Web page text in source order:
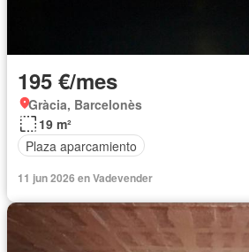
195 €/mes
Gràcia, Barcelonès
19 m²
Plaza aparcamiento
11 jun 2026 en Vadevender